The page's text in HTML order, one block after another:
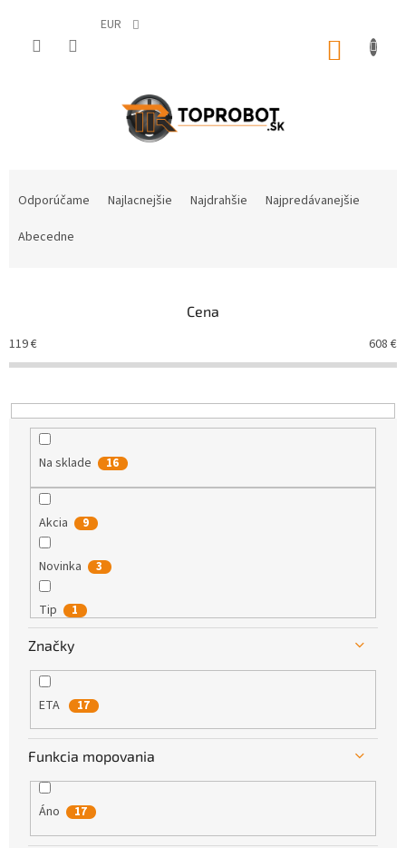
EUR
r
o
u
k
Odporúčame Najlacnejšie Najdrahšie
Najpredávanejšie
Abecedne
Cena
119€ 608 €
Na sklade 16
Akcia 9
Novinka 3
Tip 1
Značky
ETA 17
Funkcia mopovania
Áno 17